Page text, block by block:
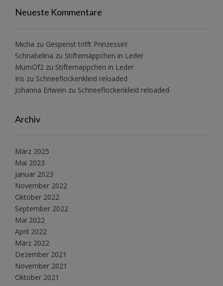
Neueste Kommentare
Micha zu Gespenst trifft Prinzessin!
Schnabelina zu Stiftemäppchen in Leder
MumOf2 zu Stiftemäppchen in Leder
Iris zu Schneeflockenkleid reloaded
Johanna Erlwein zu Schneeflockenkleid reloaded
Archiv
März 2025
Mai 2023
Januar 2023
November 2022
Oktober 2022
September 2022
Mai 2022
April 2022
März 2022
Dezember 2021
November 2021
Oktober 2021